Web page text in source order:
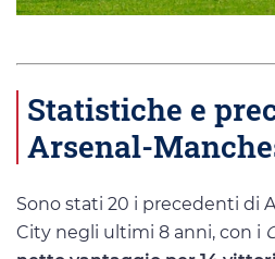
Statistiche e
Arsenal-
Sono stati 20 i precedenti di
City negli ultimi 8 anni, con i